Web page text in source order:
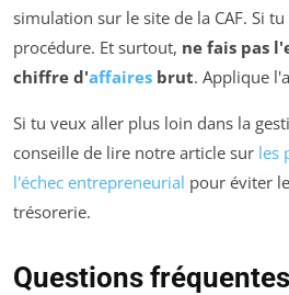
simulation sur le site de la CAF. Si
procédure. Et surtout, ne fais pas
chiffre d'affaires brut. Applique
Si tu veux aller plus loin dans la
conseille de lire notre article sur les
l'échec entrepreneurial pour éviter
trésorerie.
Questions fréquentes